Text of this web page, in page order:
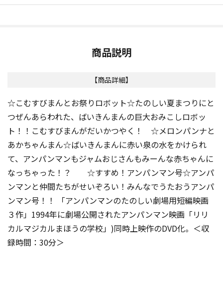
商品説明
【商品詳細】
☆こむすびまんとお祭りロボット☆たのしい夏まつりにと
つぜんあらわれた、ばいきんまんの巨大おみこしロボッ
ト！！こむすびまんがだいかつやく！ ☆メロンパンナと
あかちゃんまん☆ばいきんまんに赤い泉の水をかけられ
て、アンパンマンもジャムおじさんもみーんな赤ちゃんに
なっちゃった！？ ☆すすめ！アンパンマン号☆アンパ
ンマンと仲間たちがせいぞろい！みんなでうたおうアンパ
ンマン号！！ 「アンパンマンのたのしい劇場用短編映画
３作」1994年に劇場公開されたアンパンマン映画「リリ
カルマジカルまほうの学校」)同時上映作のDVD化。＜収
録時間：30分＞